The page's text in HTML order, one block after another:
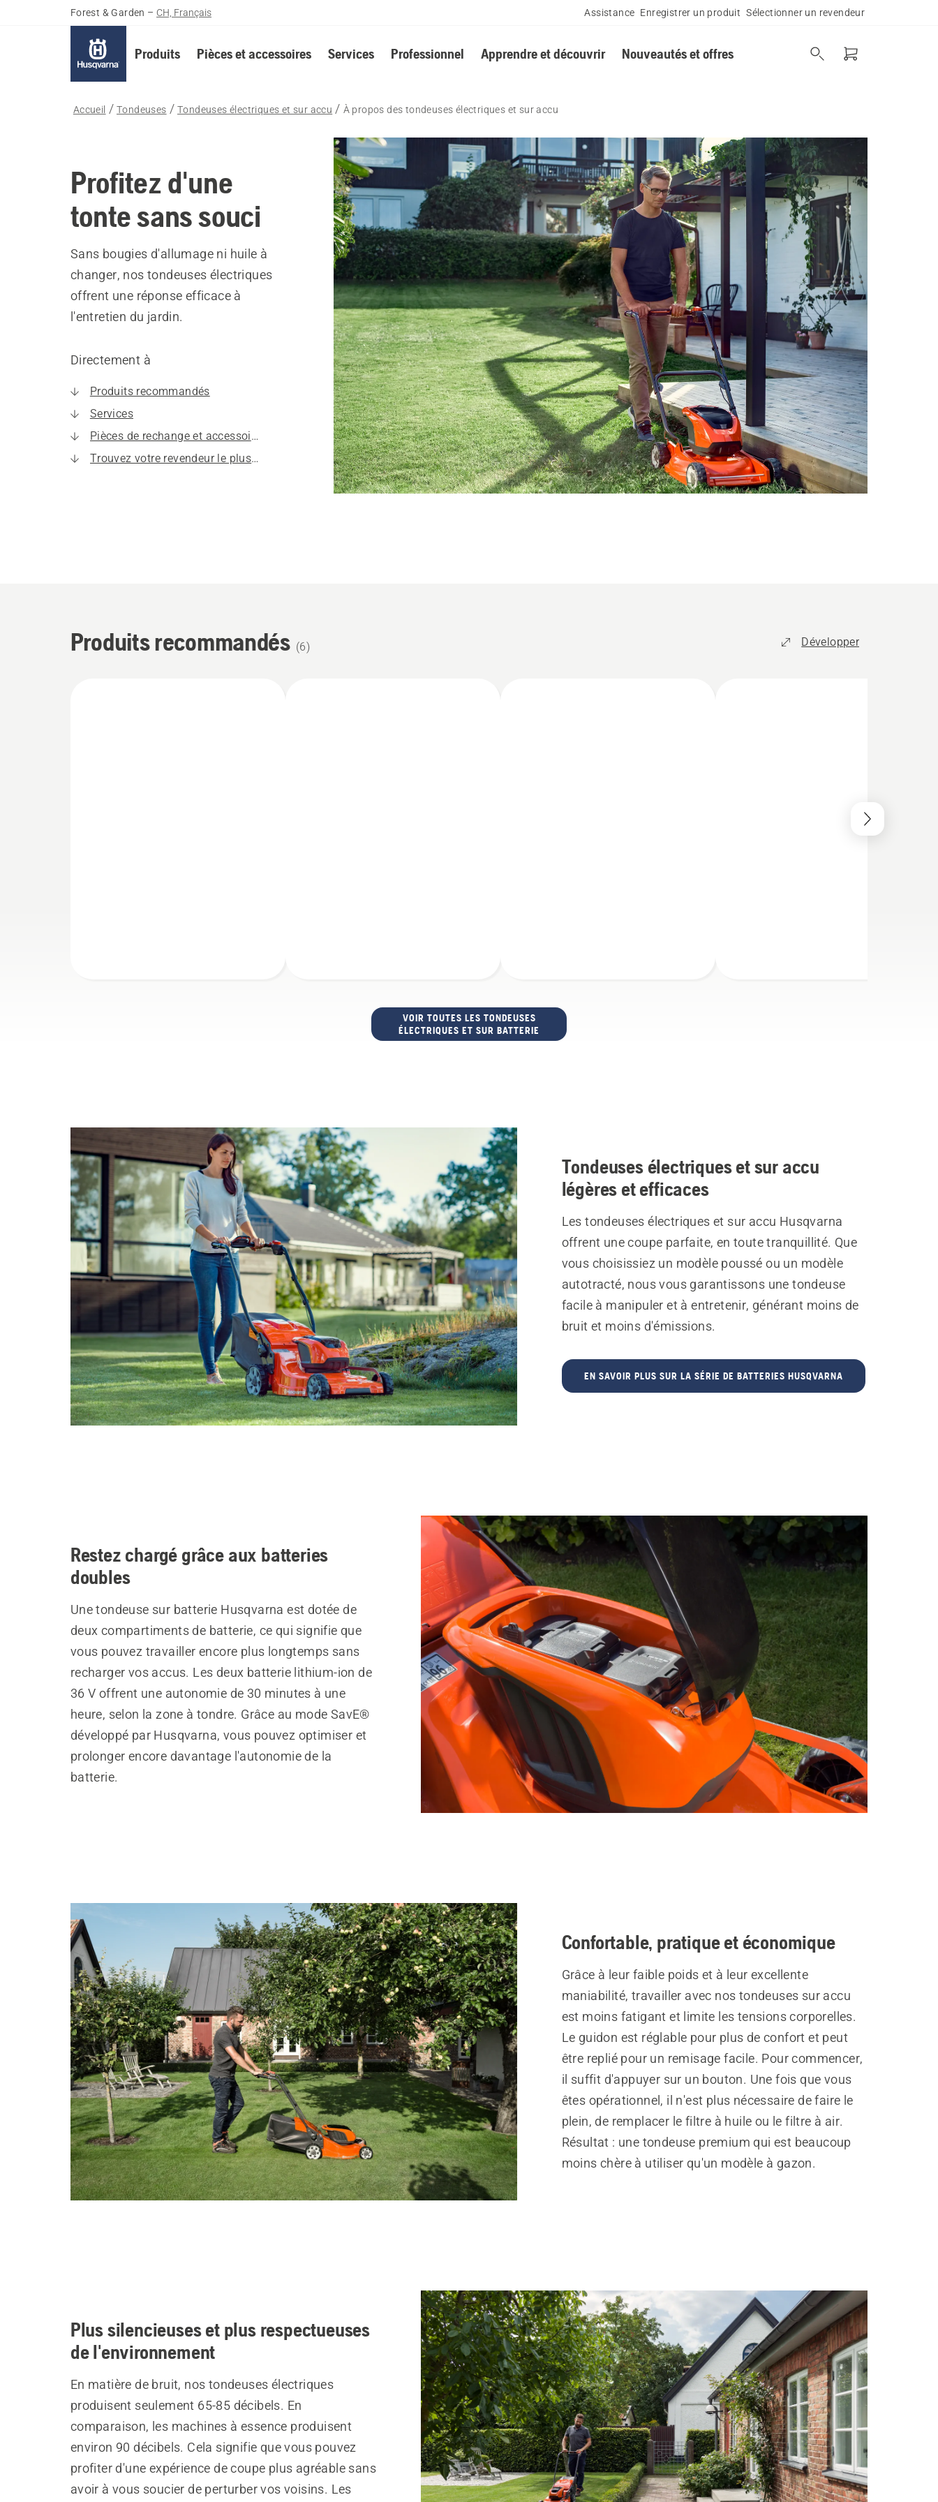
Forest & Garden – CH, Français Assistance Enregistrer un produit Sélectionner un revendeur
Produits Pièces et accessoires Services Professionnel Apprendre et découvrir Nouveautés et offres
Accueil Tondeuses Tondeuses électriques et sur accu À propos des tondeuses électriques et sur accu
Profitez d'une
tonte sans souci
Sans bougies d'allumage ni huile à
changer, nos tondeuses électriques
offrent une réponse efficace à
l'entretien du jardin.
Directement à
Produits recommandés
Services
Pièces de rechange et accessoires
Trouvez votre revendeur le plus proche
Produits recommandés (6) Développer
VOIR TOUTES LES TONDEUSES
ÉLECTRIQUES ET SUR BATTERIE
Tondeuses électriques et sur accu
légères et efficaces
Les tondeuses électriques et sur accu Husqvarna
offrent une coupe parfaite, en toute tranquillité. Que
vous choisissiez un modèle poussé ou un modèle
autotracté, nous vous garantissons une tondeuse
facile à manipuler et à entretenir, générant moins de
bruit et moins d'émissions.
EN SAVOIR PLUS SUR LA SÉRIE DE BATTERIES HUSQVARNA
Restez chargé grâce aux batteries
doubles
Une tondeuse sur batterie Husqvarna est dotée de
deux compartiments de batterie, ce qui signifie que
vous pouvez travailler encore plus longtemps sans
recharger vos accus. Les deux batterie lithium-ion de
36 V offrent une autonomie de 30 minutes à une
heure, selon la zone à tondre. Grâce au mode SavE®
développé par Husqvarna, vous pouvez optimiser et
prolonger encore davantage l'autonomie de la
batterie.
Confortable, pratique et économique
Grâce à leur faible poids et à leur excellente
maniabilité, travailler avec nos tondeuses sur accu
est moins fatigant et limite les tensions corporelles.
Le guidon est réglable pour plus de confort et peut
être replié pour un remisage facile. Pour commencer,
il suffit d'appuyer sur un bouton. Une fois que vous
êtes opérationnel, il n'est plus nécessaire de faire le
plein, de remplacer le filtre à huile ou le filtre à air.
Résultat : une tondeuse premium qui est beaucoup
moins chère à utiliser qu'un modèle à gazon.
Plus silencieuses et plus respectueuses
de l'environnement
En matière de bruit, nos tondeuses électriques
produisent seulement 65-85 décibels. En
comparaison, les machines à essence produisent
environ 90 décibels. Cela signifie que vous pouvez
profiter d'une expérience de coupe plus agréable sans
avoir à vous soucier de perturber vos voisins. Les